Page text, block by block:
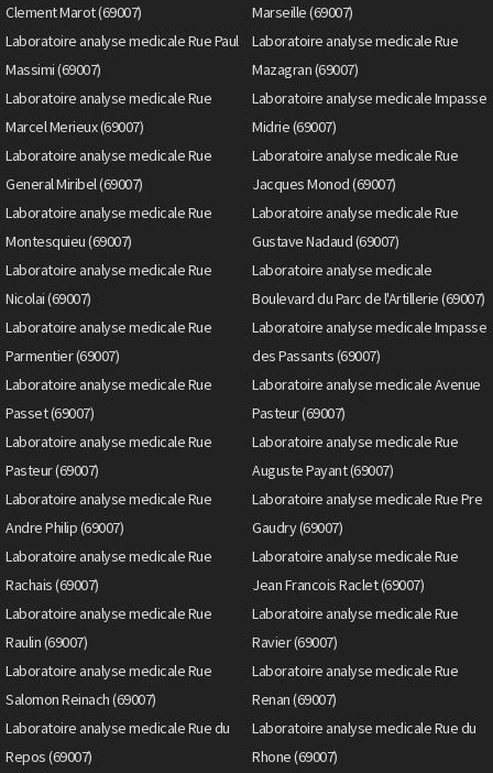
Clement Marot (69007)
Marseille (69007)
Laboratoire analyse medicale Rue Paul
Massimi (69007)
Laboratoire analyse medicale Rue
Mazagran (69007)
Laboratoire analyse medicale Rue
Marcel Merieux (69007)
Laboratoire analyse medicale Impasse
Midrie (69007)
Laboratoire analyse medicale Rue
General Miribel (69007)
Laboratoire analyse medicale Rue
Jacques Monod (69007)
Laboratoire analyse medicale Rue
Montesquieu (69007)
Laboratoire analyse medicale Rue
Gustave Nadaud (69007)
Laboratoire analyse medicale Rue
Nicolai (69007)
Laboratoire analyse medicale
Boulevard du Parc de l'Artillerie (69007)
Laboratoire analyse medicale Rue
Parmentier (69007)
Laboratoire analyse medicale Impasse
des Passants (69007)
Laboratoire analyse medicale Rue
Passet (69007)
Laboratoire analyse medicale Avenue
Pasteur (69007)
Laboratoire analyse medicale Rue
Pasteur (69007)
Laboratoire analyse medicale Rue
Auguste Payant (69007)
Laboratoire analyse medicale Rue
Andre Philip (69007)
Laboratoire analyse medicale Rue Pre
Gaudry (69007)
Laboratoire analyse medicale Rue
Rachais (69007)
Laboratoire analyse medicale Rue
Jean Francois Raclet (69007)
Laboratoire analyse medicale Rue
Raulin (69007)
Laboratoire analyse medicale Rue
Ravier (69007)
Laboratoire analyse medicale Rue
Salomon Reinach (69007)
Laboratoire analyse medicale Rue
Renan (69007)
Laboratoire analyse medicale Rue du
Repos (69007)
Laboratoire analyse medicale Rue du
Rhone (69007)